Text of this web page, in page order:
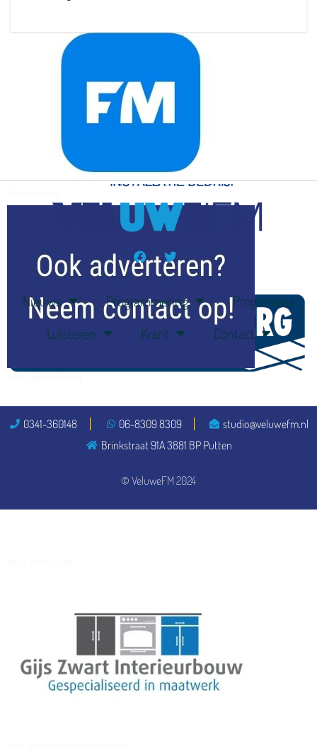
delangekortland
Nieuws Programmering
Programma
Luisteren
Krant Contact
© VeluweFM 2024
0341-360148 06-8309 8309
studio@veluwefm.nl
Brinkstraat 91A 3881 BP Putten